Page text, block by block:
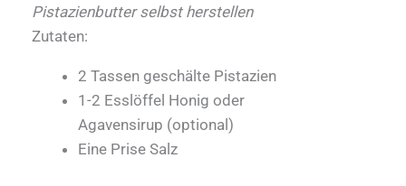
Pistazienbutter selbst herstellen
Zutaten:
2 Tassen geschälte Pistazien
1-2 Esslöffel Honig oder
Agavensirup (optional)
Eine Prise Salz